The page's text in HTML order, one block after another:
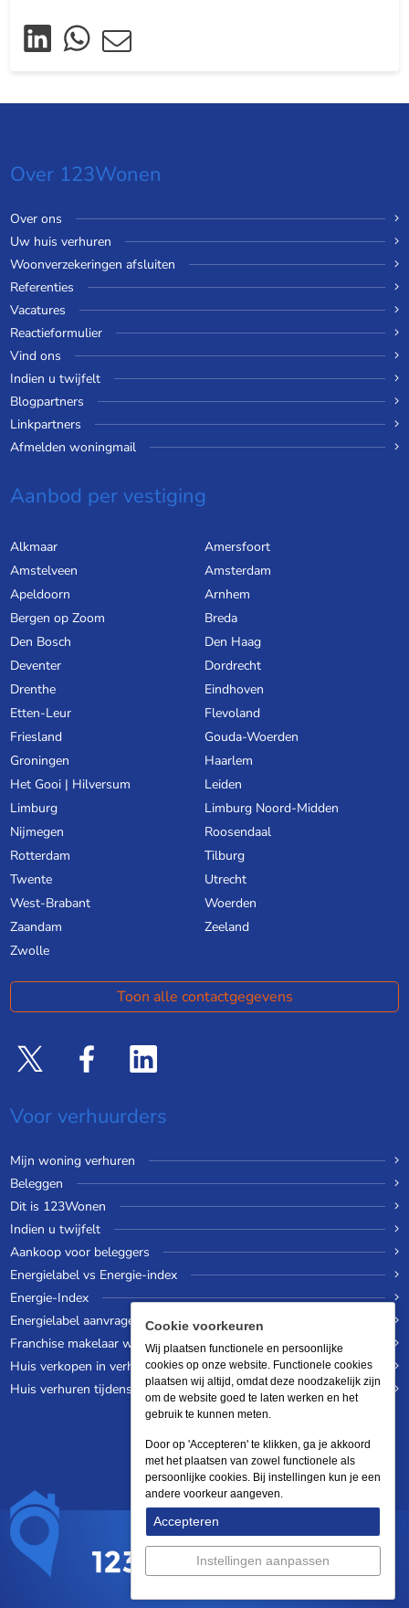
Over 123Wonen
Over ons
Uw huis verhuren
Woonverzekeringen afsluiten
Referenties
Vacatures
Reactieformulier
Vind ons
Indien u twijfelt
Blogpartners
Linkpartners
Afmelden woningmail
Aanbod per vestiging
Alkmaar
Amersfoort
Amstelveen
Amsterdam
Apeldoorn
Arnhem
Bergen op Zoom
Breda
Den Bosch
Den Haag
Deventer
Dordrecht
Drenthe
Eindhoven
Etten-Leur
Flevoland
Friesland
Gouda-Woerden
Groningen
Haarlem
Het Gooi | Hilversum
Leiden
Limburg
Limburg Noord-Midden
Nijmegen
Roosendaal
Rotterdam
Tilburg
Twente
Utrecht
West-Brabant
Woerden
Zaandam
Zeeland
Zwolle
Toon alle contactgegevens
Voor verhuurders
Mijn woning verhuren
Beleggen
Dit is 123Wonen
Indien u twijfelt
Aankoop voor beleggers
Energielabel vs Energie-index
Energie-Index
Energielabel aanvragen
Franchise makelaar worden
Huis verkopen in verhuurde staat
Huis verhuren tijdens een wereldreis
Cookie voorkeuren
Wij plaatsen functionele en persoonlijke
cookies op onze website. Functionele cookies
plaatsen wij altijd, omdat deze noodzakelijk zijn
om de website goed te laten werken en het
gebruik te kunnen meten.
Door op 'Accepteren' te klikken, ga je akkoord
met het plaatsen van zowel functionele als
persoonlijke cookies. Bij instellingen kun je een
andere voorkeur aangeven.
Accepteren
Instellingen aanpassen